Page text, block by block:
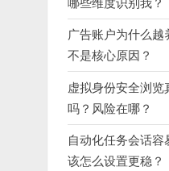
广告账户为什么越
不是核心原因？
虚拟身份安全浏览
吗？风险在哪？
自动化任务会话
该怎么设置更稳？